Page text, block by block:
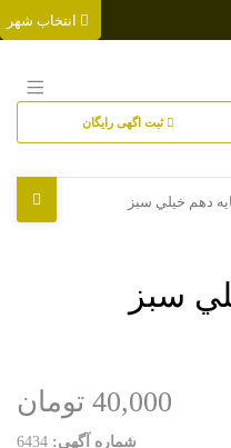
ثبت اگهی رایگان
دهم خيلي سبز
سبز
40,000 تومان
شماره آگهی: 6434